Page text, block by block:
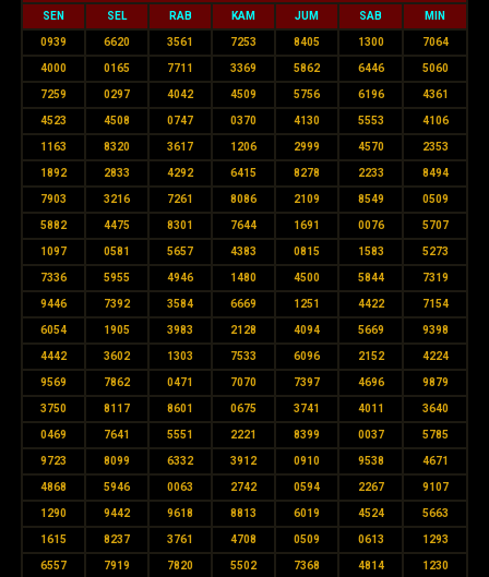
SEN SEL RAB KAM JUM SAB MIN
0939 6620 3561 7253 8405 1300 7064
4000 0165 7711 3369 5862 6446 5060
7259 0297 4042 4509 5756 6196 4361
4523 4508 0747 0370 4130 5553 4106
1163 8320 3617 1206 2999 4570 2353
1892 2833 4292 6415 8278 2233 8494
7903 3216 7261 8086 2109 8549 0509
5882 4475 8301 7644 1691 0076 5707
1097 0581 5657 4383 0815 1583 5273
7336 5955 4946 1480 4500 5844 7319
9446 7392 3584 6669 1251 4422 7154
6054 1905 3983 2128 4094 5669 9398
4442 3602 1303 7533 6096 2152 4224
9569 7862 0471 7070 7397 4696 9879
3750 8117 8601 0675 3741 4011 3640
0469 7641 5551 2221 8399 0037 5785
9723 8099 6332 3912 0910 9538 4671
4868 5946 0063 2742 0594 2267 9107
1290 9442 9618 8813 6019 4524 5663
1615 8237 3761 4708 0509 0613 1293
6557 7919 7820 5502 7368 4814 1230